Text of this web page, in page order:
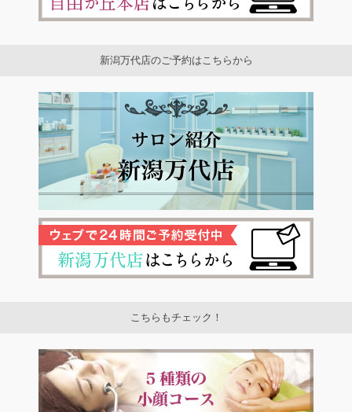
新潟万代店のご予約はこちらから
こちらもチェック！